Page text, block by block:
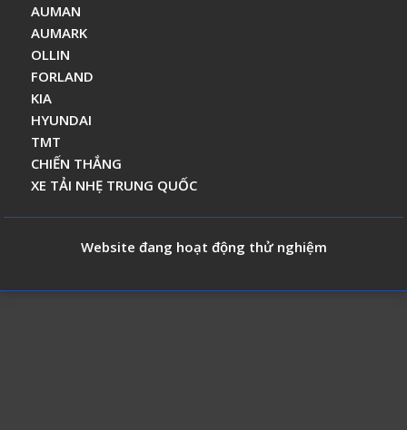
AUMAN
AUMARK
OLLIN
FORLAND
KIA
HYUNDAI
TMT
CHIẾN THẮNG
XE TẢI NHẸ TRUNG QUỐC
Website đang hoạt động thử nghiệm